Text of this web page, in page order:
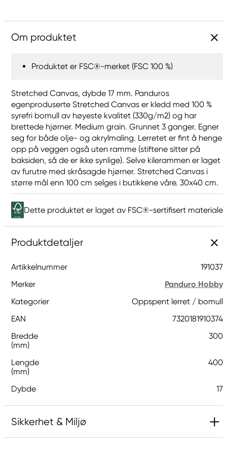
Om produktet
Produktet er FSC®-merket (FSC 100 %)
Stretched Canvas, dybde 17 mm. Panduros
egenproduserte Stretched Canvas er kledd med 100 %
syrefri bomull av høyeste kvalitet (330g/m2) og har
brettede hjørner. Medium grain. Grunnet 3 ganger. Egner
seg for både olje- og akrylmaling. Lerretet er fint å henge
opp på veggen også uten ramme (stiftene sitter på
baksiden, så de er ikke synlige). Selve kilerammen er laget
av furutre med skråsagde hjørner. Stretched Canvas i
større mål enn 100 cm selges i butikkene våre. 30x40 cm.
Dette produktet er laget av FSC®-sertifisert materiale
Produktdetaljer
Artikkelnummer
191037
Merker
Panduro Hobby
Kategorier
Oppspent lerret / bomull
EAN
7320181910374
Bredde
(mm)
300
Lengde
(mm)
400
Dybde 17
Sikkerhet & Miljø